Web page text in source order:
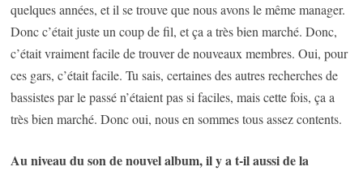
quelques années, et il se trouve que nous avons le même manager.
Donc c’était juste un coup de fil, et ça a très bien marché. Donc,
c’était vraiment facile de trouver de nouveaux membres. Oui, pour
ces gars, c’était facile. Tu sais, certaines des autres recherches de
bassistes par le passé n’étaient pas si faciles, mais cette fois, ça a
très bien marché. Donc oui, nous en sommes tous assez contents.
Au niveau du son de nouvel album, il y a t-il aussi de la